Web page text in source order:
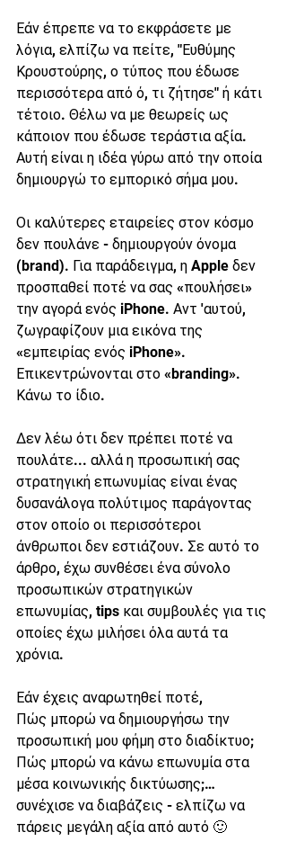
Εάν έπρεπε να το εκφράσετε με
λόγια, ελπίζω να πείτε, "Ευθύμης
Κρουστούρης, ο τύπος που έδωσε
περισσότερα από ό, τι ζήτησε" ή κάτι
τέτοιο. Θέλω να με θεωρείς ως
κάποιον που έδωσε τεράστια αξία.
Αυτή είναι η ιδέα γύρω από την οποία
δημιουργώ το εμπορικό σήμα μου.
Οι καλύτερες εταιρείες στον κόσμο
δεν πουλάνε - δημιουργούν όνομα
(brand). Για παράδειγμα, η Apple δεν
προσπαθεί ποτέ να σας «πουλήσει»
την αγορά ενός iPhone. Αντ 'αυτού,
ζωγραφίζουν μια εικόνα της
«εμπειρίας ενός iPhone».
Επικεντρώνονται στο «branding».
Κάνω το ίδιο.
Δεν λέω ότι δεν πρέπει ποτέ να
πουλάτε... αλλά η προσωπική σας
στρατηγική επωνυμίας είναι ένας
δυσανάλογα πολύτιμος παράγοντας
στον οποίο οι περισσότεροι
άνθρωποι δεν εστιάζουν. Σε αυτό το
άρθρο, έχω συνθέσει ένα σύνολο
προσωπικών στρατηγικών
επωνυμίας, tips και συμβουλές για τις
οποίες έχω μιλήσει όλα αυτά τα
χρόνια.
Εάν έχεις αναρωτηθεί ποτέ,
Πώς μπορώ να δημιουργήσω την
προσωπική μου φήμη στο διαδίκτυο;
Πώς μπορώ να κάνω επωνυμία στα
μέσα κοινωνικής δικτύωσης;…
συνέχισε να διαβάζεις - ελπίζω να
πάρεις μεγάλη αξία από αυτό 🙂